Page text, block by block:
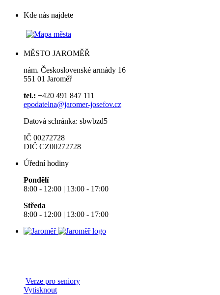
Kde nás najdete
MĚSTO JAROMĚŘ
nám. Československé armády 16
551 01 Jaroměř
tel.: +420 491 847 111
epodatelna@jaromer-josefov.cz
Datová schránka: sbwbzd5
IČ 00272728
DIČ CZ00272728
Úřední hodiny
Pondělí
8:00 - 12:00 | 13:00 - 17:00
Středa
8:00 - 12:00 | 13:00 - 17:00
Verze pro seniory
Vytisknout